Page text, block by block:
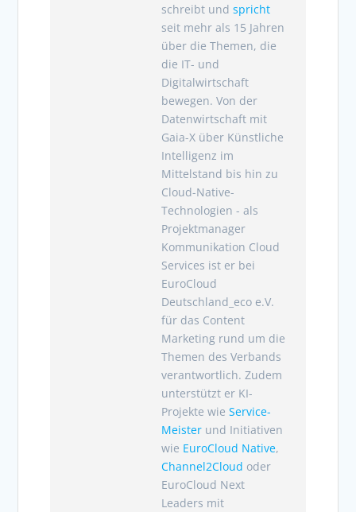
schreibt undspricht
seit mehr als 15 Jahren
über die Themen, die
die IT- und
Digitalwirtschaft
bewegen. Von der
Datenwirtschaft mit
Gaia-X über Künstliche
Intelligenz im
Mittelstand bis hin zu
Cloud-Native-
Technologien - als
Projektmanager
Kommunikation Cloud
Services ist er bei
EuroCloud
Deutschland_eco e.V.
für das Content
Marketing rund um die
Themen des Verbands
verantwortlich. Zudem
unterstützt er KI-
Projekte wieService-
Meister und Initiativen
wie EuroCloud Native,
Channel2Cloud oder
EuroCloud Next
Leaders mit